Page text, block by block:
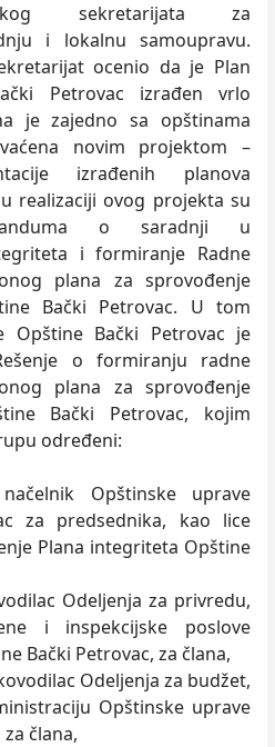
sekretarijata za
i lokalnu samoupravu.
ocenio da je Plan
Petrovac izrađen vrlo
je zajedno sa opštinama
novim projektom –
izrađenih planova
realizaciji ovog projekta su
o saradnji u
i formiranje Radne
plana za sprovođenje
Bački Petrovac. U tom
Opštine Bački Petrovac je
o formiranju radne
plana za sprovođenje
Bački Petrovac, kojim
određeni:
Opštinske uprave
za predsednika, kao lice
Plana integriteta Opštine
Odeljenja za privredu,
i inspekcijske poslove
Bački Petrovac, za člana,
Odeljenja za budžet,
Opštinske uprave
člana,